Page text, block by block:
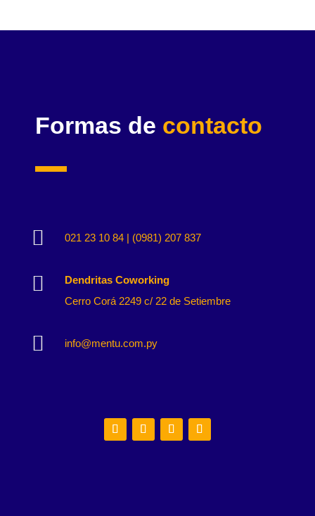
Formas de contacto
 021 23 10 84 | (0981) 207 837

Dendritas Coworking
Cerro Corá 2249 c/ 22 de Setiembre
 info@mentu.com.py